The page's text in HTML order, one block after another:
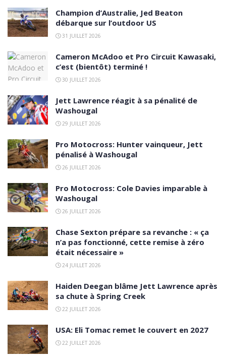
Champion d’Australie, Jed Beaton
débarque sur l’outdoor US
31 JUILLET 2026
Cameron McAdoo et Pro Circuit Kawasaki,
c’est (bientôt) terminé !
30 JUILLET 2026
Jett Lawrence réagit à sa pénalité de
Washougal
29 JUILLET 2026
Pro Motocross: Hunter vainqueur, Jett
pénalisé à Washougal
26 JUILLET 2026
Pro Motocross: Cole Davies imparable à
Washougal
26 JUILLET 2026
Chase Sexton prépare sa revanche : « ça
n’a pas fonctionné, cette remise à zéro
était nécessaire »
24 JUILLET 2026
Haiden Deegan blâme Jett Lawrence après
sa chute à Spring Creek
22 JUILLET 2026
USA: Eli Tomac remet le couvert en 2027
22 JUILLET 2026